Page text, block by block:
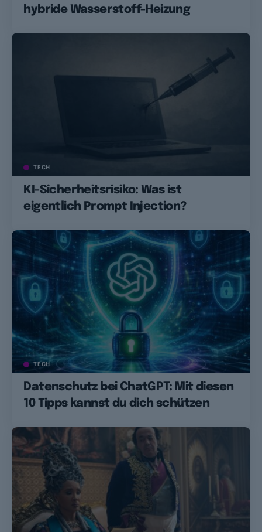
hybride Wasserstoff-Heizung
TECH
KI-Sicherheitsrisiko: Was ist
eigentlich Prompt Injection?
TECH
Datenschutz bei ChatGPT: Mit diesen
10 Tipps kannst du dich schützen